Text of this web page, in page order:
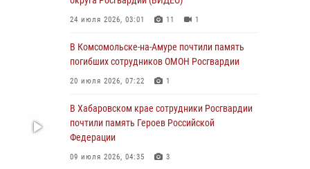
31 июля 2026, 03:26
оказали помощь женщине, потерявшей
сознание во время массового мероприятия
29 июля 2026, 23:24 2
В Хабаровске продолжается акция
«Каникулы с Росгвардией»
29 июля 2026, 02:51
24 июля 2026, 03:01 11 1
В Комсомольске-на-Амуре почтили память
погибших сотрудников ОМОН Росгвардии
20 июля 2026, 07:22 1
В Хабаровском крае сотрудники Росгвардии
почтили память Героев Российской
Федерации
09 июля 2026, 04:35 3